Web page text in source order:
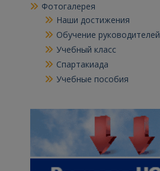
Фотогалерея
Наши достижения
Обучение руководителей
Учебный класс
Спартакиада
Учебные пособия